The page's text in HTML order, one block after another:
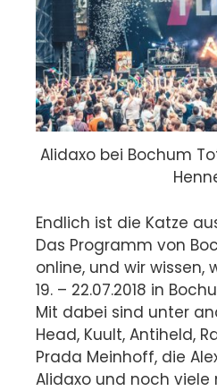
Alidaxo bei Bochum
Endlich ist die Katze
Das Programm von
online, und wir wissen,
19. – 22.07.2018 in
Mit dabei sind unter
Head, Kuult, Antiheld,
Prada Meinhoff, die
Alidaxo und noch viele